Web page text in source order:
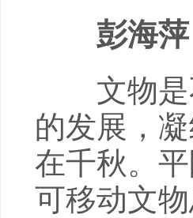
彭海萍
文物是不
的发展，
在千秋。
可移动文